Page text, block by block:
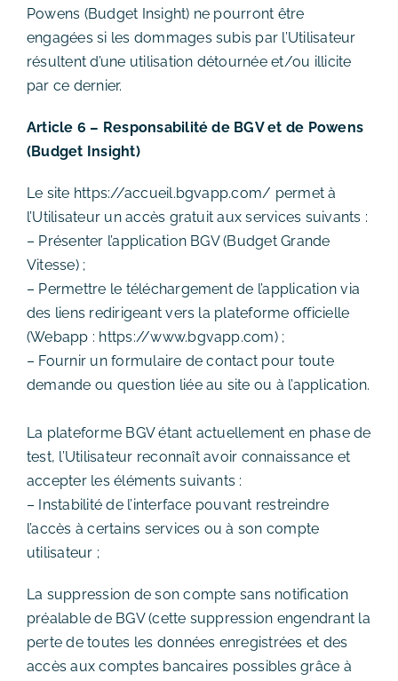
Powens (Budget Insight) ne pourront être
engagées si les dommages subis par l’Utilisateur
résultent d’une utilisation détournée et/ou illicite
par ce dernier.
Article 6 – Responsabilité de BGV et de Powens
(Budget Insight)
Le site https://accueil.bgvapp.com/ permet à
l’Utilisateur un accès gratuit aux services suivants :
– Présenter l’application BGV (Budget Grande
Vitesse) ;
– Permettre le téléchargement de l’application via
des liens redirigeant vers la plateforme officielle
(Webapp : https://www.bgvapp.com) ;
– Fournir un formulaire de contact pour toute
demande ou question liée au site ou à l’application.
La plateforme BGV étant actuellement en phase de
test, l’Utilisateur reconnaît avoir connaissance et
accepter les éléments suivants :
– Instabilité de l’interface pouvant restreindre
l’accès à certains services ou à son compte
utilisateur ;
La suppression de son compte sans notification
préalable de BGV (cette suppression engendrant la
perte de toutes les données enregistrées et des
accès aux comptes bancaires possibles grâce à